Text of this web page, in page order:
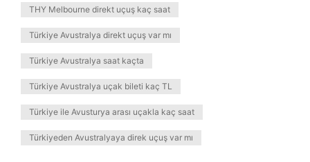
THY Melbourne direkt uçuş kaç saat
Türkiye Avustralya direkt uçuş var mı
Türkiye Avustralya saat kaçta
Türkiye Avustralya uçak bileti kaç TL
Türkiye ile Avusturya arası uçakla kaç saat
Türkiyeden Avustralyaya direk uçuş var mı